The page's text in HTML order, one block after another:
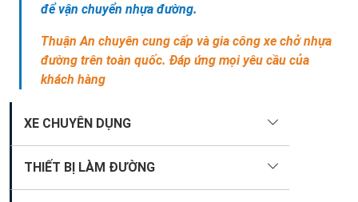
để vận chuyển nhựa đường.
Thuận An chuyên cung cấp và gia công xe chở nhựa
đường trên toàn quốc. Đáp ứng mọi yêu cầu của
khách hàng
XE CHUYÊN DỤNG
THIẾT BỊ LÀM ĐƯỜNG